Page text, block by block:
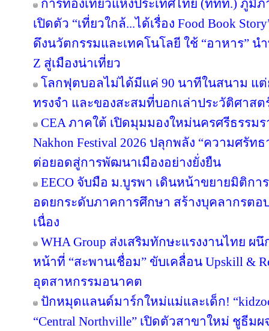
การท่องเที่ยวแห่งประเทศไทย (ททท.) ภูมิ
เปิดตัว “เที่ยวใกล้...ได้เรื่อง Food Book
ดึงนวัตกรรมและเทคโนโลยี ใช้ “อาหาร” นำ
Z สู่เมืองน่าเที่ยว
โลกฟุตบอลไม่ได้มีแค่ 90 นาทีในสนาม แต่
ทรงจำ และของสะสมที่บอกเล่าประวัติศาส
CEA ภาคใต้ เปิดมุมมองใหม่นครศรีธรรมร
Nakhon Festival 2026 ปลุกพลัง “ความศรัท
ต่อยอดสู่การพัฒนาเมืองอย่างยั่งยืน
EECO จับมือ ม.บูรพา เดินหน้าขยายมิติก
อดยกระดับภาคการศึกษา สร้างบุคลากรต
เนื่อง
WHA Group ส่งเสริมทักษะแรงงานไทย ผ
หน้าที่ “สะพานเชื่อม” ขับเคลื่อน Upskill &
อุตสาหกรรมอนาคต
ปักหมุดแลนด์มาร์กใหม่แม่และเด็ก!
“Central Northville” เปิดตัวสาขาใหม่ ชูธีม